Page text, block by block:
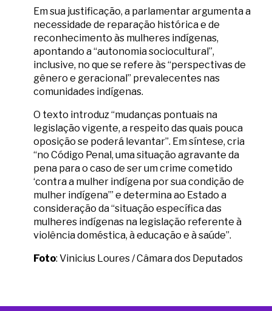
Em sua justificação, a parlamentar argumenta a
necessidade de reparação histórica e de
reconhecimento às mulheres indígenas,
apontando a “autonomia sociocultural”,
inclusive, no que se refere às “perspectivas de
gênero e geracional” prevalecentes nas
comunidades indígenas.
O texto introduz “mudanças pontuais na
legislação vigente, a respeito das quais pouca
oposição se poderá levantar”. Em síntese, cria
“no Código Penal, uma situação agravante da
pena para o caso de ser um crime cometido
‘contra a mulher indígena por sua condição de
mulher indígena’” e determina ao Estado a
consideração da “situação específica das
mulheres indígenas na legislação referente à
violência doméstica, à educação e à saúde”.
Foto: Vinicius Loures / Câmara dos Deputados